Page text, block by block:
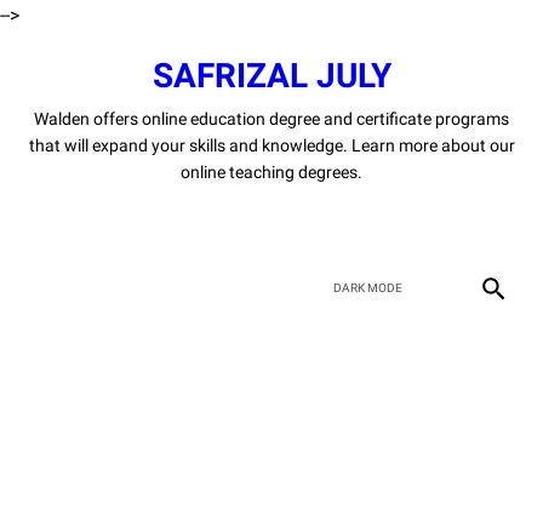
-->
SAFRIZAL JULY
Walden offers online education degree and certificate programs
that will expand your skills and knowledge. Learn more about our
online teaching degrees.